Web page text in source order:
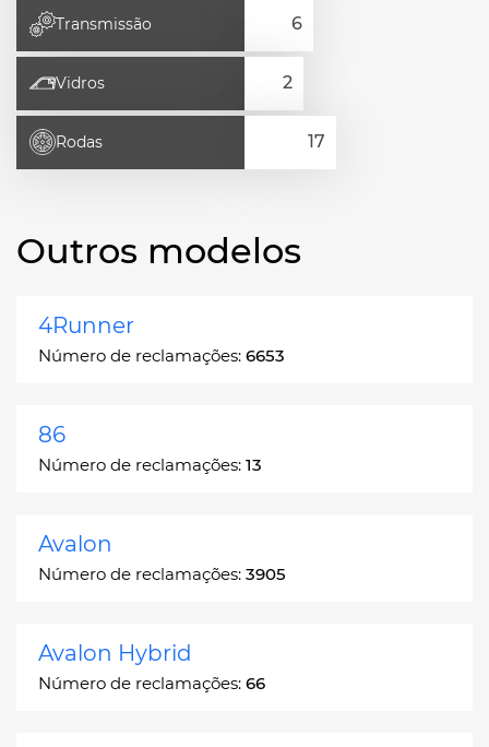
Transmissão
Vidros
Rodas
Outros modelos
4Runner
Número de reclamações: 6653
86
Número de reclamações: 13
Avalon
Número de reclamações: 3905
Avalon Hybrid
Número de reclamações: 66